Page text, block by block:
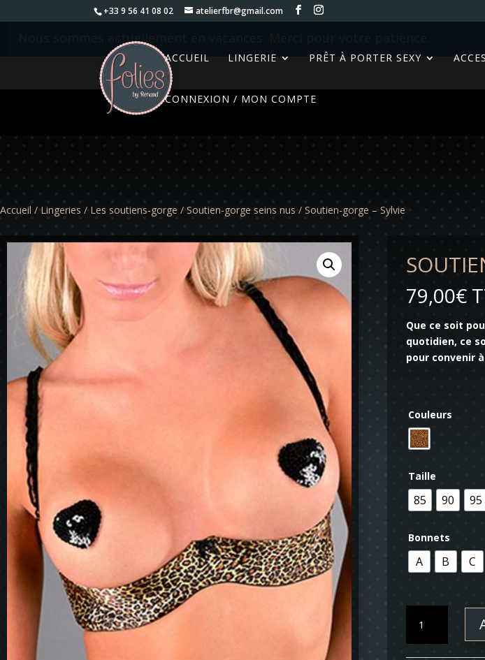
+33 9 56 41 08 02 atelierfbr@gmail.com
ACCUEIL LINGERIE PRÊT À PORTER SEXY
CONNEXION / MON COMPTE
Nous sommes actuellement en vacances. Merci pour votre patience.
Accueil / Lingeries / Les soutiens-gorge / Soutien-gorge seins nus / Soutien-gorge – Sylvie
79,00€
Que ce soit
quotidien, ce
pour convenir
Couleurs
Taille
85 90 95
Bonnets
A B C
Soutien-